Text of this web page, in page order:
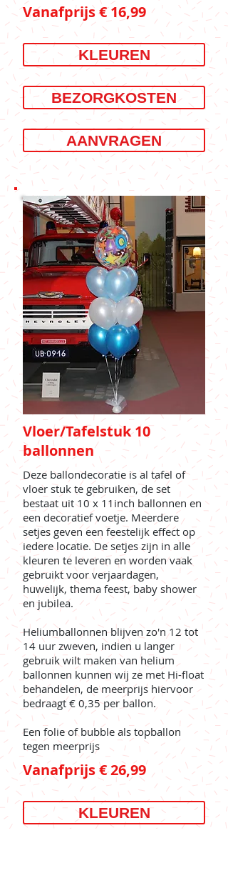
Vanafprijs € 16,99
KLEUREN
BEZORGKOSTEN
AANVRAGEN
Vloer/Tafelstuk 10
ballonnen
Deze ballondecoratie is al tafel of
vloer stuk te gebruiken, de set
bestaat uit 10 x 11inch ballonnen en
een decoratief voetje. Meerdere
setjes geven een feestelijk effect op
iedere locatie. De setjes zijn in alle
kleuren te leveren en worden vaak
gebruikt voor verjaardagen,
huwelijk, thema feest, baby shower
en jubilea.
Heliumballonnen blijven zo'n 12 tot
14 uur zweven, indien u langer
gebruik wilt maken van helium
ballonnen kunnen wij ze met Hi-float
behandelen, de meerprijs hiervoor
bedraagt € 0,35 per ballon.
Een folie of bubble als topballon
tegen meerprijs
Vanafprijs € 26,99
KLEUREN